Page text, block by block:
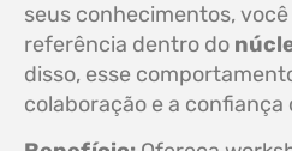
seus conhecimentos,
referência dentro do
disso, esse
colaboração e a